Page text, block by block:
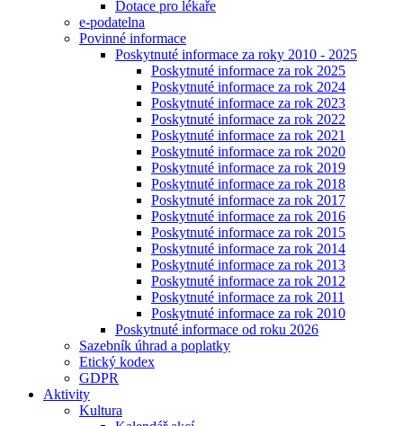
Dotace pro lékaře
e-podatelna
Povinné informace
Poskytnuté informace za roky 2010 - 2025
Poskytnuté informace za rok 2025
Poskytnuté informace za rok 2024
Poskytnuté informace za rok 2023
Poskytnuté informace za rok 2022
Poskytnuté informace za rok 2021
Poskytnuté informace za rok 2020
Poskytnuté informace za rok 2019
Poskytnuté informace za rok 2018
Poskytnuté informace za rok 2017
Poskytnuté informace za rok 2016
Poskytnuté informace za rok 2015
Poskytnuté informace za rok 2014
Poskytnuté informace za rok 2013
Poskytnuté informace za rok 2012
Poskytnuté informace za rok 2011
Poskytnuté informace za rok 2010
Poskytnuté informace od roku 2026
Sazebník úhrad a poplatky
Etický kodex
GDPR
Aktivity
Kultura